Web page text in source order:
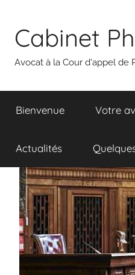
contenu
Cabinet
Avocat à la Cour d'appel de
Bienvenue Votre
Actualités